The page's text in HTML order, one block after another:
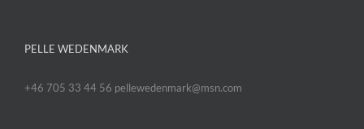
PELLE WEDENMARK
+46 705 33 44 56 pellewedenmark@msn.com